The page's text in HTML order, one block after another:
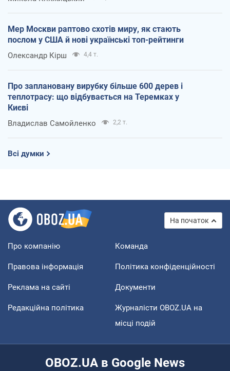
Мер Москви раптово схотів миру, як стають
послом у США й нові українські топ-рейтинги
Олександр Кірш 4,4 т.
Про заплановану вирубку більше 600 дерев і
теплотрасу: що відбувається на Теремках у
Києві
Владислав Самойленко 2,2 т.
Всі думки
На початок
Про компанію Команда
Правова інформація Політика конфіденційності
Реклама на сайті Документи
Редакційна політика
Журналісти OBOZ.UA на
місці подій
OBOZ.UA в Google News